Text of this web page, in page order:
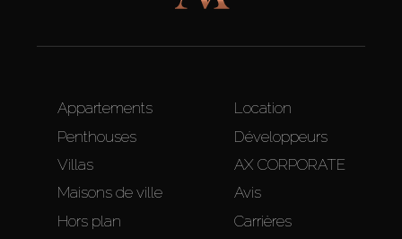
Appartements
Penthouses
Villas
Maisons de ville
Hors plan
Location
Développeurs
AX CORPORATE
Avis
Carrières